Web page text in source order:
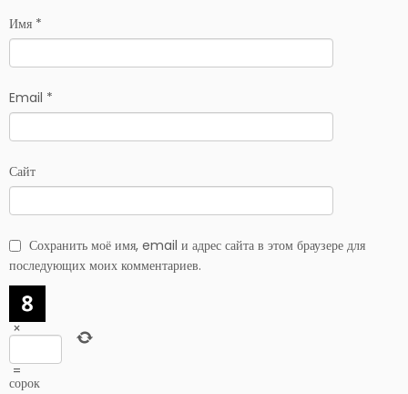
Имя *
Email *
Сайт
Сохранить моё имя, email и адрес сайта в этом браузере для
последующих моих комментариев.
×
=
сорок